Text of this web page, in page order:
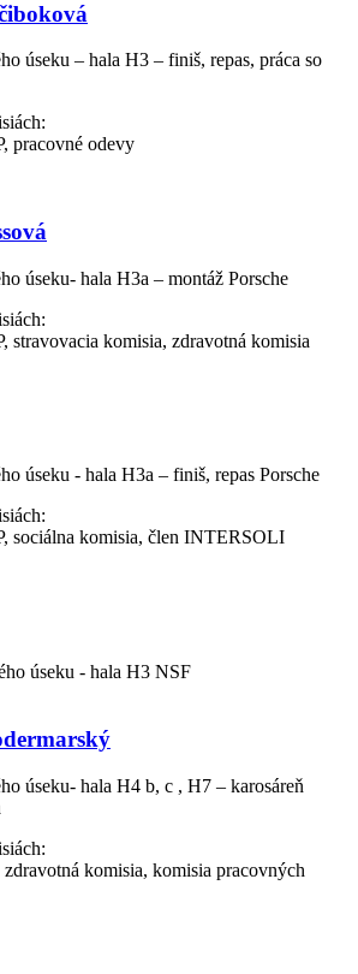
úseku – hala H3 – finiš, repas, práca so
pracovné odevy
úseku- hala H3a – montáž Porsche
stravovacia komisia, zdravotná komisia
úseku - hala H3a – finiš, repas Porsche
sociálna komisia, člen INTERSOLI
úseku - hala H3 NSF
úseku- hala H4 b, c , H7 – karosáreň
komisia, komisia pracovných